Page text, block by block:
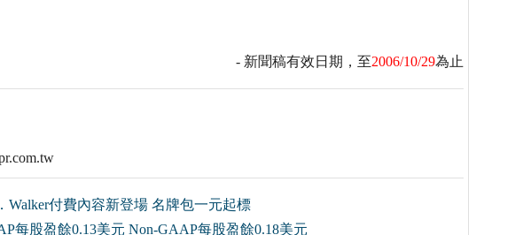
- 新聞稿有效日期，至2006/10/29為止
Walker付費內容新登場 名牌包一元起標
每股盈餘0.13美元 Non-GAAP每股盈餘0.18美元